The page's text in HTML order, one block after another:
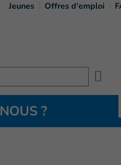
Jeunes Offres d'emploi
?